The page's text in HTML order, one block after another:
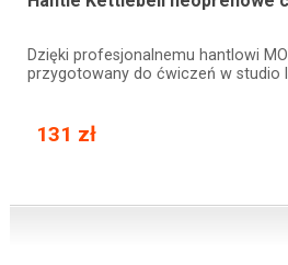
Dzięki profesjonalnemu hantlowi
przygotowany do ćwiczeń w studio
131 zł